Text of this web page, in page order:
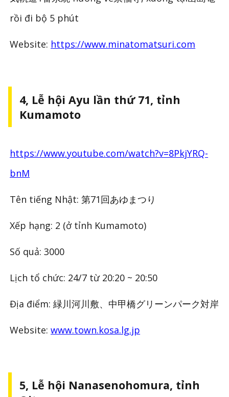
rồi đi bộ 5 phút
Website: https://www.minatomatsuri.com
4, Lễ hội Ayu lần thứ 71, tỉnh
Kumamoto
https://www.youtube.com/watch?v=8PkjYRQ-
bnM
Tên tiếng Nhật: 第71回あゆまつり
Xếp hạng: 2 (ở tỉnh Kumamoto)
Số quả: 3000
Lịch tổ chức: 24/7 từ 20:20 ~ 20:50
Địa điểm: 緑川河川敷、中甲橋グリーンパーク対岸
Website:www.town.kosa.lg.jp
5, Lễ hội Nanasenohomura, tỉnh